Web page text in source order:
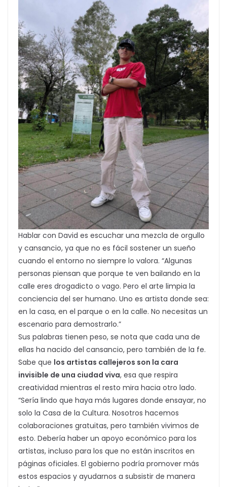
Hablar con David es escuchar una mezcla de orgullo
y cansancio, ya que no es fácil sostener un sueño
cuando el entorno no siempre lo valora. “Algunas
personas piensan que porque te ven bailando en la
calle eres drogadicto o vago. Pero el arte limpia la
conciencia del ser humano. Uno es artista donde sea:
en la casa, en el parque o en la calle. No necesitas un
escenario para demostrarlo.”
Sus palabras tienen peso, se nota que cada una de
ellas ha nacido del cansancio, pero también de la fe.
Sabe que los artistas callejeros son la cara
invisible de una ciudad viva, esa que respira
creatividad mientras el resto mira hacia otro lado.
“Sería lindo que haya más lugares donde ensayar, no
solo la Casa de la Cultura. Nosotros hacemos
colaboraciones gratuitas, pero también vivimos de
esto. Debería haber un apoyo económico para los
artistas, incluso para los que no están inscritos en
páginas oficiales. El gobierno podría promover más
estos espacios y ayudarnos a subsistir de manera